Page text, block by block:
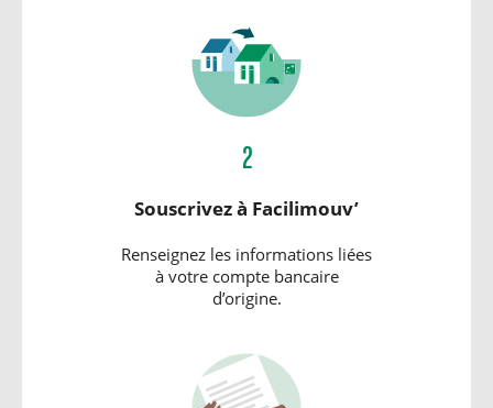
2
Souscrivez à Facilimouv’
Renseignez les informations liées
à votre compte bancaire
d’origine.